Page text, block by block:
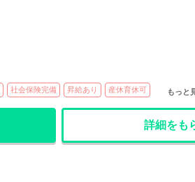
社会保険完備 昇給あり 産休育休可 もっと
詳細をも